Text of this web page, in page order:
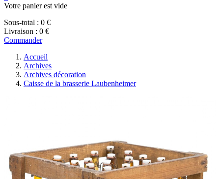
Votre panier est vide
Sous-total : 0 €
Livraison : 0 €
Commander
Accueil
Archives
Archives décoration
Caisse de la brasserie Laubenheimer